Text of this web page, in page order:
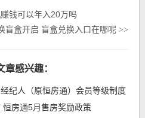
钱可以年入20万吗
盲盒开启 盲盒兑换入口在哪呢>>
感兴趣：
纪人（原恒房通）会员等级制度
房通5月售房奖励政策